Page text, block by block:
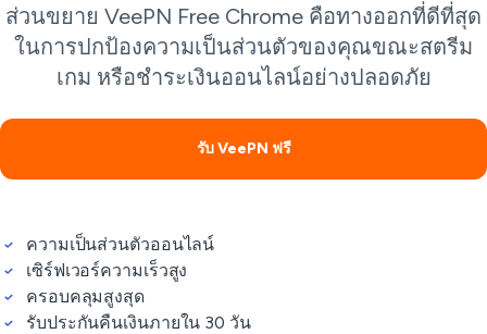
ส่วนขยาย VeePN Free Chrome คือทางออกที่ดีที่สุด
ในการปกป้องความเป็นส่วนตัวของคุณขณะสตรีม
เกม หรือชำระเงินออนไลน์อย่างปลอดภัย
รับ VeePN ฟรี
ความเป็นส่วนตัวออนไลน์
เซิร์ฟเวอร์ความเร็วสูง
ครอบคลุมสูงสุด
รับประกันคืนเงินภายใน 30 วัน